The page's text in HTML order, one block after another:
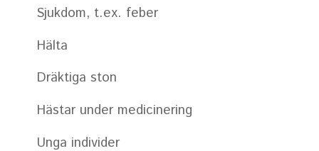
Sjukdom, t.ex. feber
Hälta
Dräktiga ston
Hästar under medicinering
Unga individer